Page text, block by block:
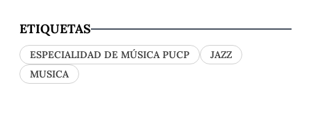
ETIQUETAS
ESPECIALIDAD DE MÚSICA PUCP
JAZZ
MUSICA